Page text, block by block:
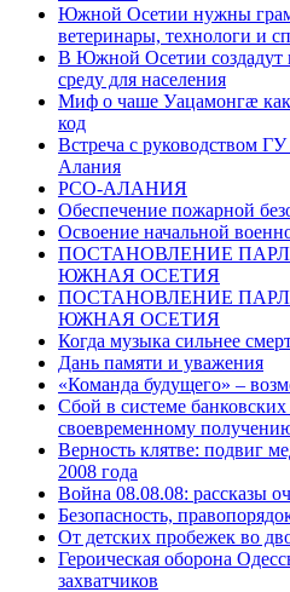
Южной Осетии нужны
ветеринары, технологи и
В Южной Осетии
среду для населения
Миф о чаше Уацамонгæ
код
Встреча с руководством
Алания
РСО-АЛАНИЯ
Обеспечение пожарной
Освоение начальной
ПОСТАНОВЛЕНИЕ
ЮЖНАЯ ОСЕТИЯ
ПОСТАНОВЛЕНИЕ
ЮЖНАЯ ОСЕТИЯ
Когда музыка сильнее
Дань памяти и уважения
«Команда будущего» –
Сбой в системе
своевременному
Верность клятве: подвиг
2008 года
Война 08.08.08: рассказы
Безопасность,
От детских пробежек во
Героическая оборона
захватчиков